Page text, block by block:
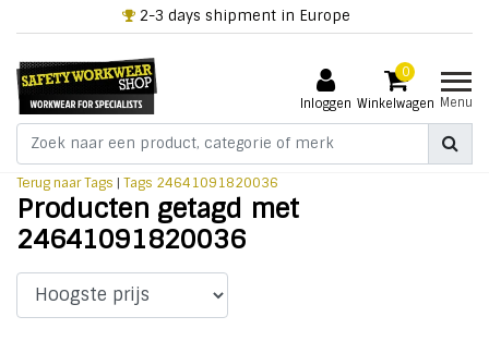
2-3 days shipment in Europe
Inloggen
0
Winkelwagen Menu
Terug naar Tags | Tags 24641091820036
Producten getagd met
24641091820036